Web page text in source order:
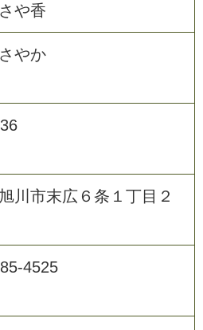
や香
やか
川市末広６条１丁目２
4525